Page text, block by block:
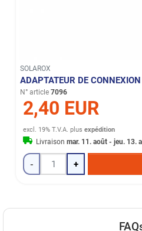
SOLAROX
ADAPTATEUR DE
N° article 7096
2,40 EUR
excl. 19% T.V.A. plusexpédition
Livraisonmar. 11. août - jeu. 13.
- +